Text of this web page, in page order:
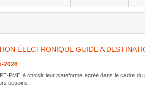
ÉLECTRONIQUE GUIDE A
2026
PME à choisir leur plateforme agréé dans le cadre
besoins :